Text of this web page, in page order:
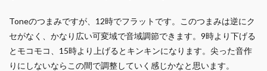
Toneのつまみですが、12時でフラットです。このつまみは逆にク
セがなく、かなり広い可変域で音域調節できます。9時より下げる
とモコモコ、15時より上げるとキンキンになります。尖った音作
りにしないならこの間で調整していく感じかなと思います。